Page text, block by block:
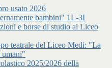
usato 2026
bambini" 1L-3I
e borse di studio al Liceo
teatrale del Liceo Medi: "La
umani"
2025/2026 della